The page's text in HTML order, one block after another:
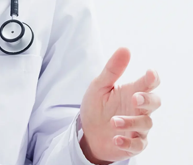
セカンドオピニオン
患者様からの相談受付窓口
ほじょ犬の受入れについて
QI（Quality Indicator）活動
地域医療支援病院
災害拠点病院
後発医薬品、バイオ後続品の使用
促進について
外来担当表
予防接種について
マイナ受付について
泌尿器科
形成外科
歯科・口腔外科
麻酔科
病理診断科
ブレインハートチーム
緩和ケアチーム
結石治療センター
ASO治療センター
頸動脈センター